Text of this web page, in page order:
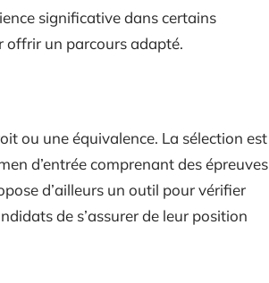
significative dans certains
offrir un parcours adapté.
ou une équivalence. La sélection est
d’entrée comprenant des épreuves
d’ailleurs un outil pour vérifier
de s’assurer de leur position